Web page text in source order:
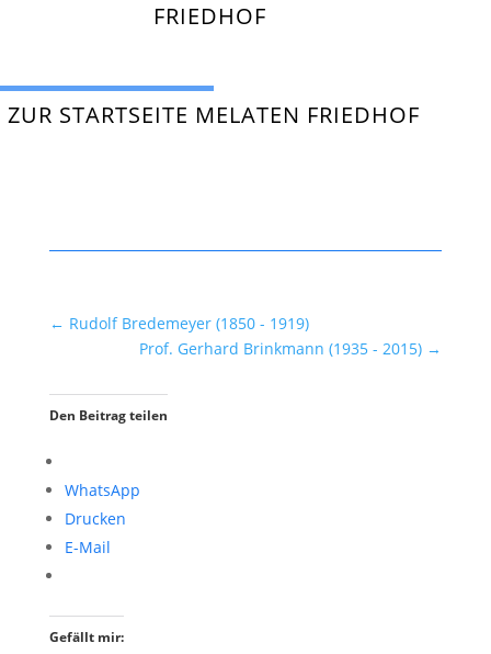
FRIEDHOF
ZUR STARTSEITE MELATEN FRIEDHOF
← Rudolf Bredemeyer (1850 - 1919)
Prof. Gerhard Brinkmann (1935 - 2015) →
Den Beitrag teilen
WhatsApp
Drucken
E-Mail
Gefällt mir: